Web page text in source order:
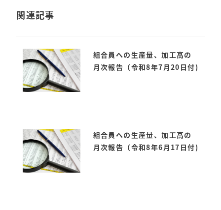
関連記事
組合員への生産量、加工高の
月次報告（令和8年7月20日付)
組合員への生産量、加工高の
月次報告（令和8年6月17日付)